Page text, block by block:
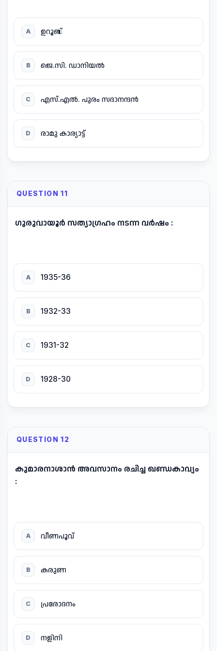
A ഉറൂബ്
B ജെ.സി. ഡാനിയൽ
C എസ്.എൽ. പുരം സദാനന്ദൻ
D രാമു കാര്യാട്ട്
QUESTION 11
ഗുരുവായൂർ സത്യാഗ്രഹം നടന്ന വർഷം :
A 1935-36
B 1932-33
C 1931-32
D 1928-30
QUESTION 12
കുമാരനാശാൻ അവസാനം രചിച്ച ഖണ്ഡകാവ്യം
:
A വീണപൂവ്
B കരുണ
C പ്രരോദനം
D നളിനി